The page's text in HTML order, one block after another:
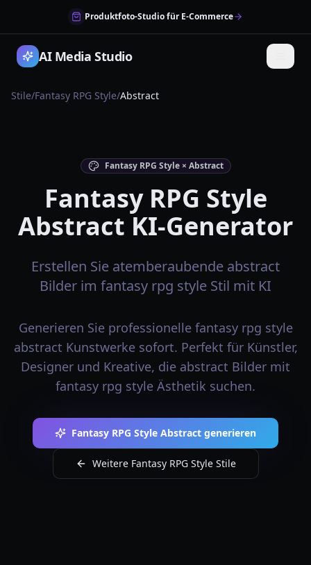
Produktfoto-Studio für E-Commerce
AI Media Studio
Stile/Fantasy RPG Style/Abstract
Fantasy RPG Style × Abstract
Fantasy RPG Style
Abstract KI-Generator
Erstellen Sie atemberaubende abstract
Bilder im fantasy rpg style Stil mit KI
Generieren Sie professionelle fantasy rpg style
abstract Kunstwerke sofort. Perfekt für Künstler,
Designer und Kreative, die abstract Bilder mit
fantasy rpg style Ästhetik suchen.
Fantasy RPG Style Abstract generieren
Weitere Fantasy RPG Style Stile